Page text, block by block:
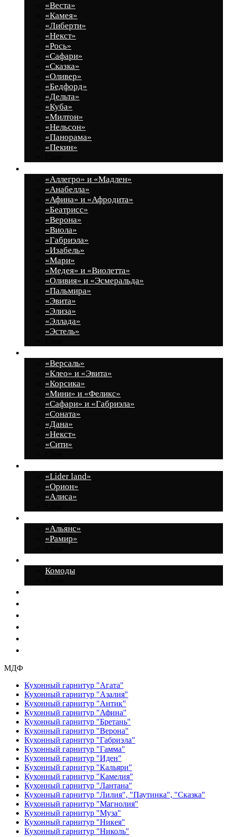
«Веста»
«Камея»
«Либерти»
«Некст»
«Рось»
«Сафари»
«Сказка»
«Оливер»
«Бедфорд»
«Дельта»
«Куба»
«Милтон»
«Нельсон»
«Панорама»
«Пекин»
«Аллегро» и «Мадлен»
«Анабелла»
«Афина» и «Афродита»
«Беатрисс»
«Верона»
«Виола»
«Габриэла»
«Изабель»
«Мари»
«Медея» и «Виолетта»
«Оливия» и «Эсмеральда»
«Пальмира»
«Эвита»
«Элиза»
«Эллада»
«Эстель»
«Версаль»
«Клео» и «Эвита»
«Корсика»
«Мини» и «Феликс»
«Сафари» и «Габриэла»
«Соната»
«Дана»
«Некст»
«Сити»
«Lider land»
«Орион»
«Алиса»
«Альянс»
«Рамир»
Комоды
МДФ
Кухонный гарнитур "Агата"
Кухонный гарнитур "Азалия"
Кухонный гарнитур "Антик"
Кухонный гарнитур "Афина"
Кухонный гарнитур "Бретань"
Кухонный гарнитур "Верона"
Кухонный гарнитур "Габриэла"
Кухонный гарнитур "Гамма"
Кухонный гарнитур "Иден"
Кухонный гарнитур "Кальяри"
Кухонный гарнитур "Камелия"
Кухонный гарнитур "Лантана"
Кухонный гарнитур "Лилия", "Паутинка", "Сказка"
Кухонный гарнитур "Магнолия"
Кухонный гарнитур "Муза"
Кухонный гарнитур "Никея"
Кухонный гарнитур "Николь"